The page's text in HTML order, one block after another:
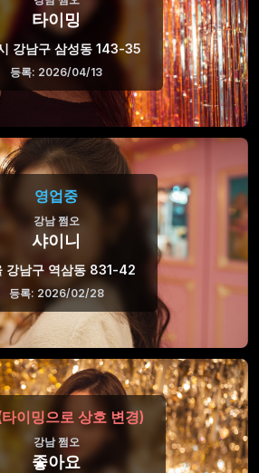
타이밍
강남구 삼성동 143-35
등록: 2026/04/13
영업중
강남 쩜오
샤이니
강남구 역삼동 831-42
등록: 2026/02/28
이밍으로 상호 변경)
강남 쩜오
좋아요